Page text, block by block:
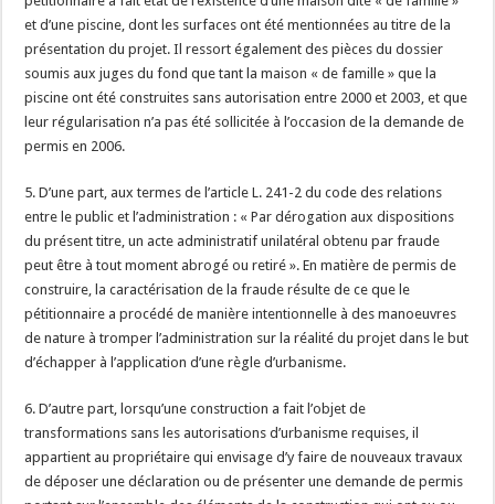
et d’une piscine, dont les surfaces ont été mentionnées au titre de la
présentation du projet. Il ressort également des pièces du dossier
soumis aux juges du fond que tant la maison « de famille » que la
piscine ont été construites sans autorisation entre 2000 et 2003, et que
leur régularisation n’a pas été sollicitée à l’occasion de la demande de
permis en 2006.
5. D’une part, aux termes de l’article L. 241-2 du code des relations
entre le public et l’administration : « Par dérogation aux dispositions
du présent titre, un acte administratif unilatéral obtenu par fraude
peut être à tout moment abrogé ou retiré ». En matière de permis de
construire, la caractérisation de la fraude résulte de ce que le
pétitionnaire a procédé de manière intentionnelle à des manoeuvres
de nature à tromper l’administration sur la réalité du projet dans le but
d’échapper à l’application d’une règle d’urbanisme.
6. D’autre part, lorsqu’une construction a fait l’objet de
transformations sans les autorisations d’urbanisme requises, il
appartient au propriétaire qui envisage d’y faire de nouveaux travaux
de déposer une déclaration ou de présenter une demande de permis